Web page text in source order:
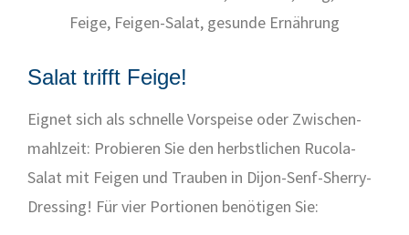
Salat trifft Feige!
Eig­net sich als schnel­le Vor­spei­se oder Zwi­schen­
mahl­zeit: Pro­bie­ren Sie den herbst­li­chen Ruco­la-
Salat mit Fei­gen und Trau­ben in Dijon-Senf-Sher­ry-
Dres­sing! Für vier Por­tio­nen benö­ti­gen Sie: